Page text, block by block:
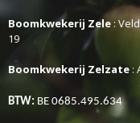
Boomkwekerij Zele:
19
Boomkwekerij Zelzate :
BTW: BE 0685.495.634